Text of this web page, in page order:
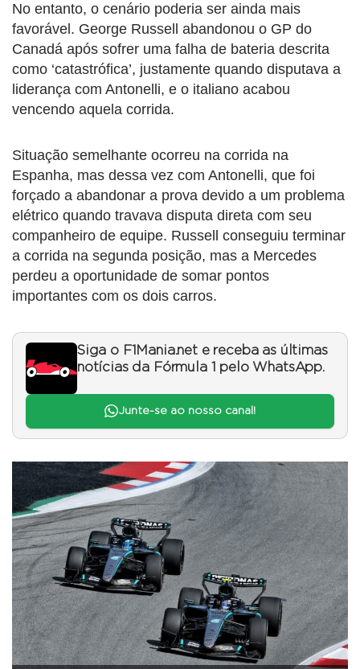
No entanto, o cenário poderia ser ainda mais
favorável. George Russell abandonou o GP do
Canadá após sofrer uma falha de bateria descrita
como ‘catastrófica’, justamente quando disputava a
liderança com Antonelli, e o italiano acabou
vencendo aquela corrida.
Situação semelhante ocorreu na corrida na
Espanha, mas dessa vez com Antonelli, que foi
forçado a abandonar a prova devido a um problema
elétrico quando travava disputa direta com seu
companheiro de equipe. Russell conseguiu terminar
a corrida na segunda posição, mas a Mercedes
perdeu a oportunidade de somar pontos
importantes com os dois carros.
Siga o F1Mania.net e receba as últimas
notícias da Fórmula 1 pelo WhatsApp.
Junte-se ao nosso canal!